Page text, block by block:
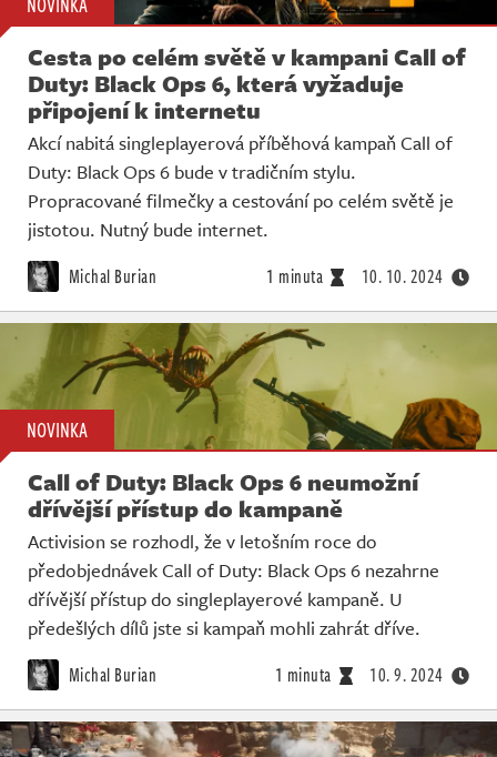
Cesta po celém světě v kampani Call of
Duty: Black Ops 6, která vyžaduje
připojení k internetu
Akcí nabitá singleplayerová příběhová kampaň Call of
Duty: Black Ops 6 bude v tradičním stylu.
Propracované filmečky a cestování po celém světě je
jistotou. Nutný bude internet.
Michal Burian 1 minuta 10. 10. 2024
NOVINKA
Call of Duty: Black Ops 6 neumožní
dřívější přístup do kampaně
Activision se rozhodl, že v letošním roce do
předobjednávek Call of Duty: Black Ops 6 nezahrne
dřívější přístup do singleplayerové kampaně. U
předešlých dílů jste si kampaň mohli zahrát dříve.
Michal Burian 1 minuta 10. 9. 2024